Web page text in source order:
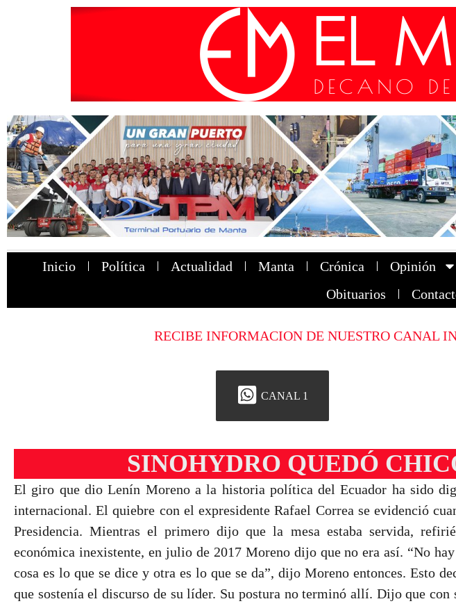
Inicio Política Actualidad Manta Crónica Opinión
Obituarios
RECIBE INFORMACION DE NUESTRO CANAL
CANAL 1
SINOHYDRO QUEDÓ
El giro que dio Lenín Moreno a la historia política del Ecuador ha sido
internacional. El quiebre con el expresidente Rafael Correa se evidenció
Presidencia. Mientras el primero dijo que la mesa estaba servida,
económica inexistente, en julio de 2017 Moreno dijo que no era así. “No
cosa es lo que se dice y otra es lo que se da”, dijo Moreno entonces. Esto
que sostenía el discurso de su líder. Su postura no terminó allí. Dijo que con